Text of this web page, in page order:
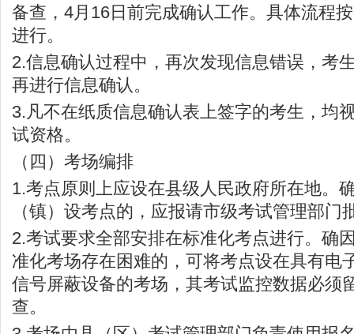
备查，4月16日前完成确认工作。具体流程
进行。
2.信息确认过程中，再次发现信息错误，考
再进行信息确认。
3.凡不在纸质信息确认表上签字的考生，均
试资格。
（四）考场编排
1.考点原则上应设在县级人民政府所在地。
（镇）设考点的，应报请市级考试管理部门
2.考试要求全部安排在标准化考点进行。确
准化考场存在困难的，可将考点设在具有电
信号屏蔽设备的考场，其考试监控数据必须
查。